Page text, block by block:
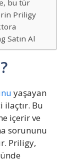
bu tür
Priligy
Satın Al
yaşayan
Bu
içerir ve
sorununu
Priligy,